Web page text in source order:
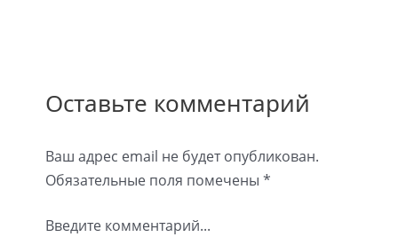
Оставьте комментарий
Ваш адрес email не будет опубликован.
Обязательные поля помечены *
Введите комментарий...